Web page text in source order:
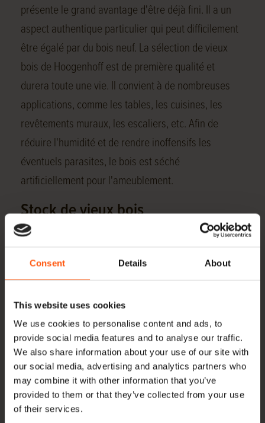
Consent Details About
This website uses cookies
We use cookies to personalise content and ads, to
provide social media features and to analyse our traffic.
We also share information about your use of our site with
our social media, advertising and analytics partners who
may combine it with other information that you’ve
provided to them or that they’ve collected from your use
of their services.
présente le grand avantage d'être déjà fini. Il a un
aspect authentique particulier qui peut difficilement
être égalé par du bois neuf. La sélection de vieux
bois de Hoogenhoff est de première qualité et
durera toute une vie. Il convient à de nombreuses
applications, comme les tables, les cuisines, les
revêtements muraux, les escaliers, etc. Afin de
réduire l'humidité et de rendre inoffensifs les
éventuels parasites, le bois est séché
artificiellement pour l'ameublement.
Stock de vieux bois
Grâce à nos vastes installations de stockage, nous
pouvons livrer un large éventail de dimensions de
vieux bois à partir de notre stock. Au bas de cette
dimensions que nous avons en stock. Outre
l'approvisionnement régulier en poutres et en
planches, Hoogenhoff propose des planches de toit
en chêne, des feuillards suédois, des planches de
plat-bord, des chevilles et des goujons, entre autres.
Outre le vieux bois, nous fournissons également du